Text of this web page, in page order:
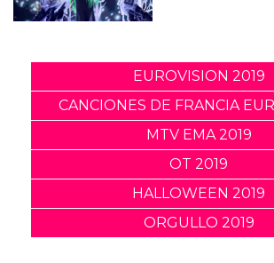
EUROVISION 2019
CANCIONES DE FRANCIA
MTV EMA 2019
OT 2019
HALLOWEEN 2019
ORGULLO 2019